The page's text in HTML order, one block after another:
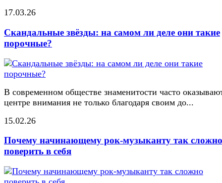
17.03.26
Скандальные звёзды: на самом ли деле они такие
порочные?
В современном обществе знаменитости часто
центре внимания не только благодаря своим до...
15.02.26
Почему начинающему рок-музыканту так сложно
поверить в себя